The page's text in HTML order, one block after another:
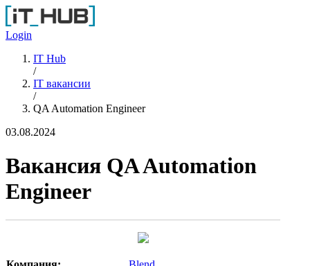
Перейти к основному содержанию
Login
IT Hub
/
IT вакансии
/
QA Automation Engineer
03.08.2024
Вакансия QA Automation
Engineer